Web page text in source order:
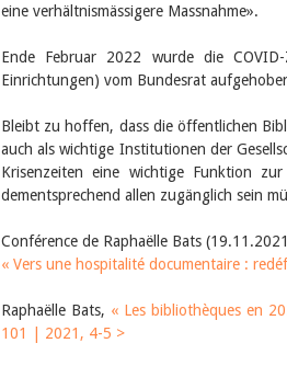
eine verhältnismässigere Massnahme».
Ende Februar 2022 wurde die
Einrichtungen) vom Bundesrat
Bleibt zu hoffen, dass die öffentlichen
auch als wichtige Institutionen der
Krisenzeiten eine wichtige Funktion
dementsprechend allen zugänglich sein
Conférence de Raphaëlle Bats
« Vers une hospitalité documentaire :
Raphaëlle Bats, « Les bibliothèques en
101 | 2021, 4-5 >